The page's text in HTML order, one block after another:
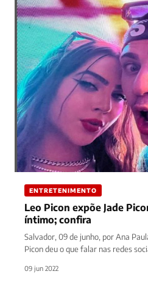
ENTRETENIMENTO
Leo Picon expõe Jade
íntimo; confira
Salvador, 09 de junho, por Ana
Picon deu o que falar nas redes
09 jun 2022